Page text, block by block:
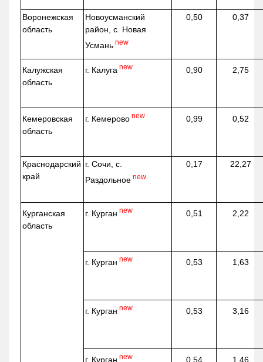
Воронежская
область
Новоусманский
район, с. Новая
Усмань new
0,50 0,37
Калужская
область
г. Калуга new 0,90 2,75
Кемеровская
область
г. Кемерово new 0,99 0,52
Краснодарский
край
г. Сочи, с.
Раздольное new
0,17 22,27
Курганская
область
г. Курган new 0,51 2,22
г. Курган new 0,53 1,63
г. Курган new 0,53 3,16
г. Курган new 0,54 1,46